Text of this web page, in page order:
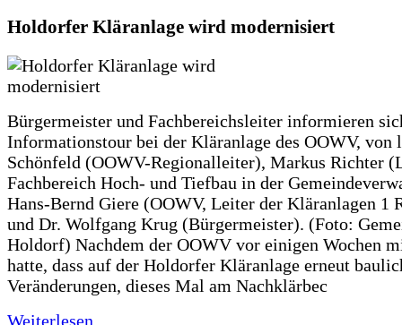
Holdorfer Kläranlage wird modernisiert
Bürgermeister und Fachbereichsleiter informieren
Informationstour bei der Kläranlage des OOWV, von
Schönfeld (OOWV-Regionalleiter), Markus Richter
Fachbereich Hoch- und Tiefbau in der
Hans-Bernd Giere (OOWV, Leiter der Kläranlagen 1
und Dr. Wolfgang Krug (Bürgermeister). (Foto:
Holdorf) Nachdem der OOWV vor einigen Wochen
hatte, dass auf der Holdorfer Kläranlage erneut
Veränderungen, dieses Mal am Nachklärbec
Weiterlesen